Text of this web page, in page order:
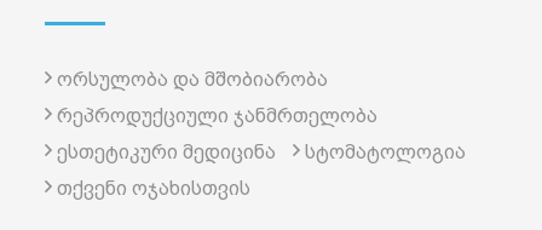
ორსულობა და მშობიარობა
რეპროდუქციული ჯანმრთელობა
ესთეტიკური მედიცინა
სტომატოლოგია
თქვენი ოჯახისთვის